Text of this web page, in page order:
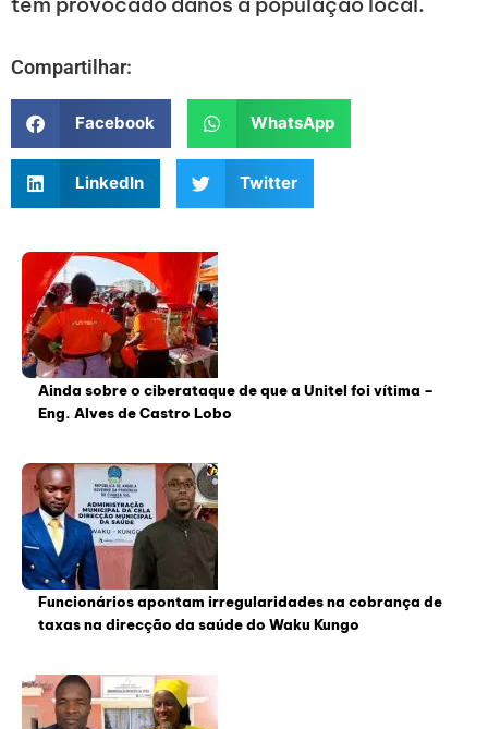
Compartilhar:
Facebook WhatsApp
LinkedIn Twitter
Ainda sobre o ciberataque de que a Unitel foi vítima –
Eng. Alves de Castro Lobo
Funcionários apontam irregularidades na cobrança de
taxas na direcção da saúde do Waku Kungo